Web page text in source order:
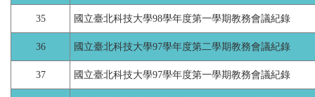
35 國立臺北科技大學98學年度第一學期教務會議紀錄
36 國立臺北科技大學97學年度第二學期教務會議紀錄
37 國立臺北科技大學97學年度第一學期教務會議紀錄